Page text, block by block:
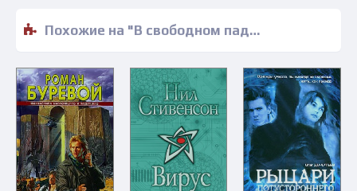
Похожие на "В свободном падении - Лоис МакМастер Буджолд" книги читать бесплатно полные версии